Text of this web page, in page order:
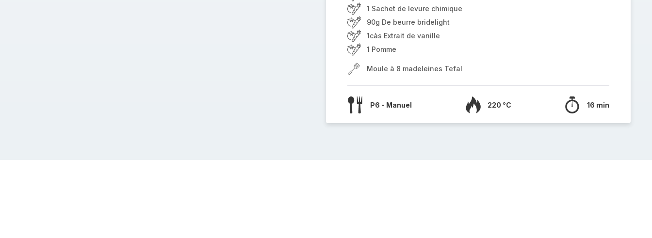
1 Sachet de levure chimique
90g De beurre bridelight
1càs Extrait de vanille
1 Pomme
Moule à 8 madeleines Tefal
P6 - Manuel 220 °C 16 min